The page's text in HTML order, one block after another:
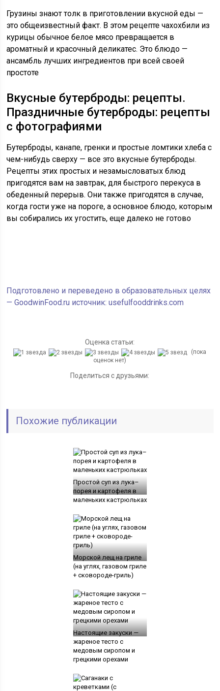
Грузины знают толк в приготовлении вкусной еды —
это общеизвестный факт. В этом рецепте чахохбили из
курицы обычное белое мясо превращается в
ароматный и красочный деликатес. Это блюдо —
ансамбль лучших ингредиентов при всей своей
простоте
Вкусные бутерброды: рецепты.
Праздничные бутерброды: рецепты
с фотографиями
Бутерброды, канапе, гренки и простые ломтики хлеба с
чем-нибудь сверху — все это вкусные бутерброды.
Рецепты этих простых и незамысловатых блюд
пригодятся вам на завтрак, для быстрого перекуса в
обеденный перерыв. Они также пригодятся в случае,
когда гости уже на пороге, а основное блюдо, которым
вы собирались их угостить, еще далеко не готово
Подготовлено и переведено в образовательных целях
— GoodwinFood.ru источник: usefulfooddrinks.com
Оценка статьи:
(пока
оценок нет)
Поделиться с друзьями:
Похожие публикации
Простой суп из лука–
порея и картофеля в
маленьких кастрюльках
Морской лещ на гриле
(на углях, газовом гриле
+ сковороде-гриль)
Настоящие закуски —
жареное тесто с
медовым сиропом и
грецкими орехами